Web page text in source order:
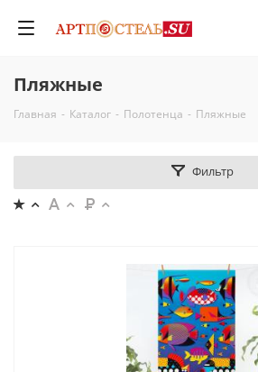
Пляжные
Главная - Каталог - Полотенца - Пляжные
Фильтр